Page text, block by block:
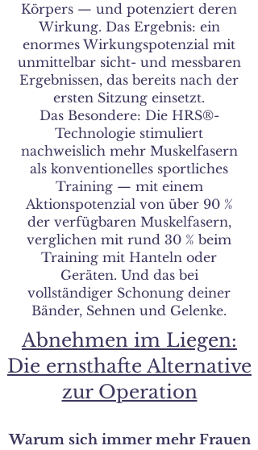
Körpers — und potenziert deren
Wirkung. Das Ergebnis: ein
enormes Wirkungspotenzial mit
unmittelbar sicht- und messbaren
Ergebnissen, das bereits nach der
ersten Sitzung einsetzt.
Das Besondere: Die HRS®-
Technologie stimuliert
nachweislich mehr Muskelfasern
als konventionelles sportliches
Training — mit einem
Aktionspotenzial von über 90 %
der verfügbaren Muskelfasern,
verglichen mit rund 30 % beim
Training mit Hanteln oder
Geräten. Und das bei
vollständiger Schonung deiner
Bänder, Sehnen und Gelenke.
Abnehmen im Liegen:
Die ernsthafte Alternative
zur Operation
Warum sich immer mehr Frauen